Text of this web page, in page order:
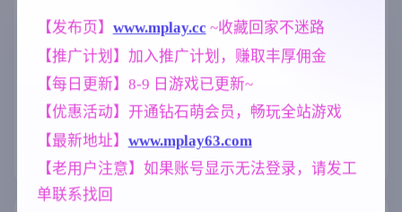
【发布页】 www.mplay.cc ~收藏回家不迷路
【推广计划】加入推广计划，赚取丰厚佣金
【每日更新】8-9 日游戏已更新~
【优惠活动】开通钻石萌会员，畅玩全站游戏
【最新地址】 www.mplay63.com
【老用户注意】如果账号显示无法登录，请发工
单联系找回